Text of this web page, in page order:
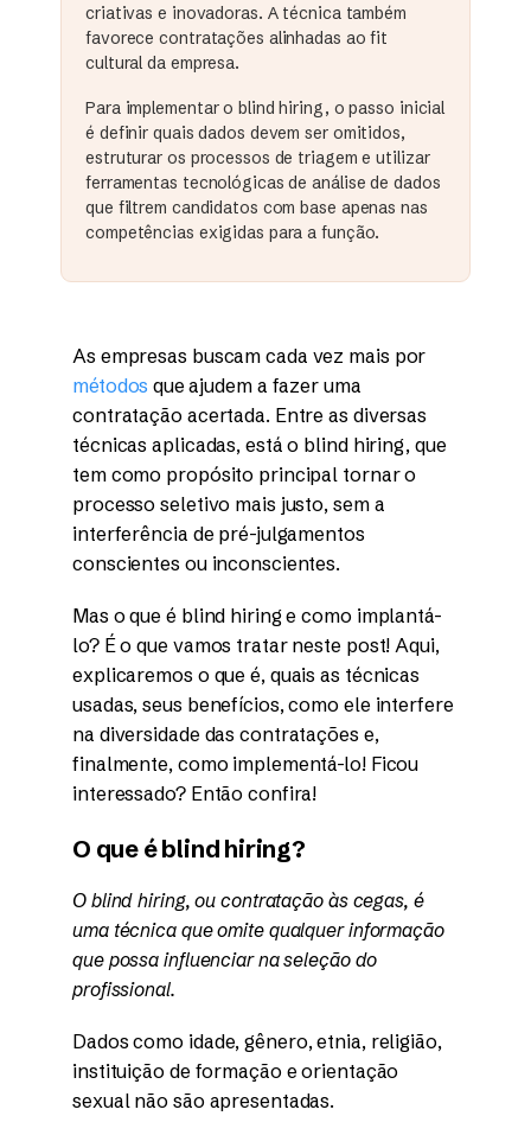
criativas e inovadoras. A técnica também
favorece contratações alinhadas ao fit
cultural da empresa.
Para implementar o blind hiring, o passo inicial
é definir quais dados devem ser omitidos,
estruturar os processos de triagem e utilizar
ferramentas tecnológicas de análise de dados
que filtrem candidatos com base apenas nas
competências exigidas para a função.
As empresas buscam cada vez mais por
métodos que ajudem a fazer uma
contratação acertada. Entre as diversas
técnicas aplicadas, está o blind hiring, que
tem como propósito principal tornar o
processo seletivo mais justo, sem a
interferência de pré-julgamentos
conscientes ou inconscientes.
Mas o que é blind hiring e como implantá-
lo? É o que vamos tratar neste post! Aqui,
explicaremos o que é, quais as técnicas
usadas, seus benefícios, como ele interfere
na diversidade das contratações e,
finalmente, como implementá-lo! Ficou
interessado? Então confira!
O que é blind hiring?
O blind hiring, ou contratação às cegas, é
uma técnica que omite qualquer informação
que possa influenciar na seleção do
profissional.
Dados como idade, gênero, etnia, religião,
instituição de formação e orientação
sexual não são apresentadas.